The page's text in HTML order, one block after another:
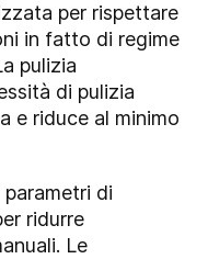
per rispettare
in fatto di regime
pulizia
di pulizia
e riduce al minimo
di
ridurre
Le